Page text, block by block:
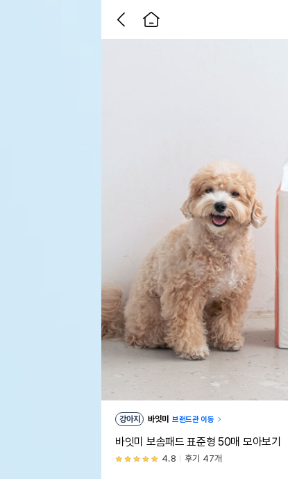
강아지 바잇미 브랜드관 이동
바잇미 보솜패드 표준형 50매 모아보기
4.8 후기 47개